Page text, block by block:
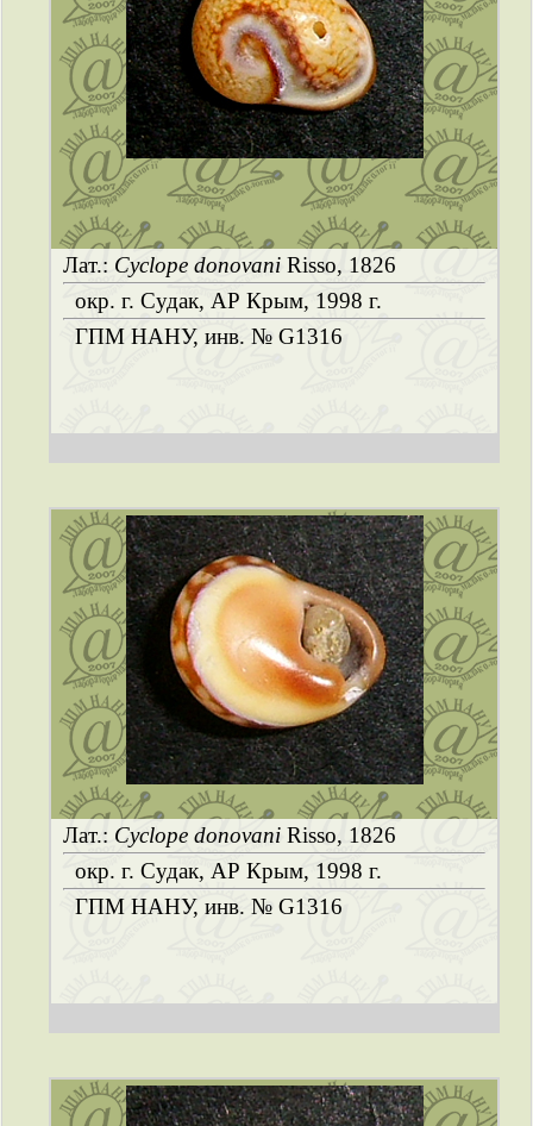
Лат.: Cyclope donovani Risso, 1826
окр. г. Судак, АР Крым, 1998 г.
ГПМ НАНУ, инв. № G1316
Лат.: Cyclope donovani Risso, 1826
окр. г. Судак, АР Крым, 1998 г.
ГПМ НАНУ, инв. № G1316